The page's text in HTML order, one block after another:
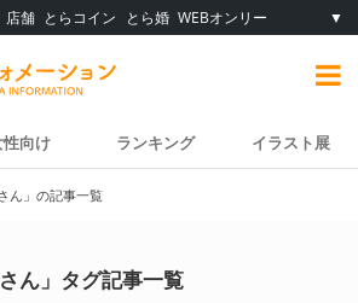
店舗 とらコイン とら婚 WEBオンリー ▼
性向け ランキング イラスト展
ん」の記事一覧
ん」タグ記事一覧